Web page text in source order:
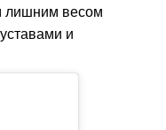
лишним весом
и